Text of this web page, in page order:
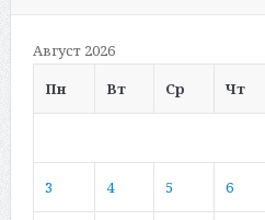
Август 2026
Пн
Вт Ср Чт
3 4 5 6